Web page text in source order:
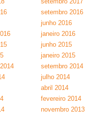
setembro 2016
junho 2016
janeiro 2016
junho 2015
janeiro 2015
setembro 2014
julho 2014
abril 2014
fevereiro 2014
novembro 2013